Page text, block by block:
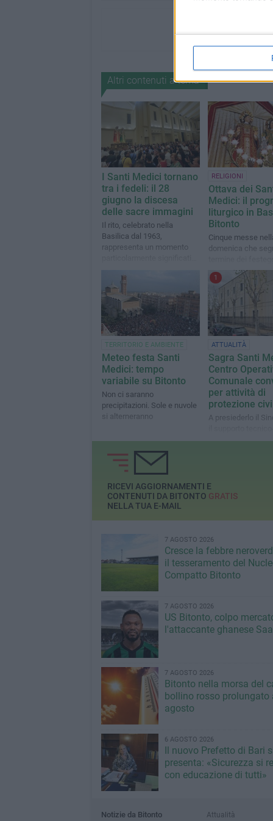
Altri contenuti a tema
I Santi Medici tornano
tra i fedeli: il 28
giugno la discesa
delle sacre immagini
Il rito, celebrato nella
Basilica dal 1963,
rappresenta un momento
RELIGIONI
Ottava dei
Medici: il
liturgico in
Bitonto
Cinque messe
domenica che
in loro onore
TERRITORIO E AMBIENTE
Meteo festa Santi
Medici: tempo
variabile su Bitonto
Non ci saranno
precipitazioni. Sole e nuvole
si alterneranno
1
ATTUALITÀ
Sagra Santi
Centro
Comunale
per attività di
protezione
A presiederlo il
il supporto
di Comandante e
RICEVI AGGIORNAMENTI E
CONTENUTI DA BITONTO GRATIS
NELLA TUA E-MAIL
7 AGOSTO 2026
Cresce la febbre
il tesseramento del
Compatto Bitonto
7 AGOSTO 2026
US Bitonto, colpo
l'attaccante ghanese
7 AGOSTO 2026
Bitonto nella morsa del
bollino rosso prolungato
agosto
6 AGOSTO 2026
Il nuovo Prefetto di Bari
presenta: «Sicurezza si
con educazione di tutti»
Notizie da Bitonto Attualità